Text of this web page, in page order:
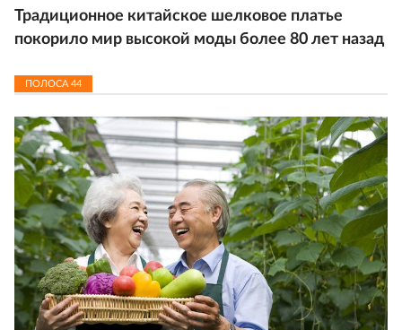
Традиционное китайское шелковое платье
покорило мир высокой моды более 80 лет назад
ПОЛОСА 44